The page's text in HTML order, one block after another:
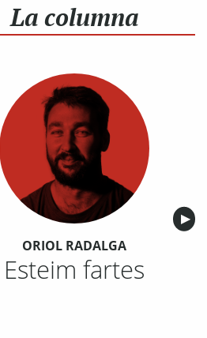
La columna
▶︎
ORIOL RADALGA
Esteim fartes